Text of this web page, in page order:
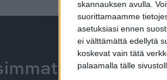
skannauksen avulla.
suorittamaamme
asetuksiasi ennen
ei välttämättä edellytä
koskevat vain tätä
palaamalla tälle